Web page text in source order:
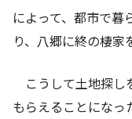
によって、都市で暮
り、八郷に終の棲家
こうして土地探し
もらえることにな